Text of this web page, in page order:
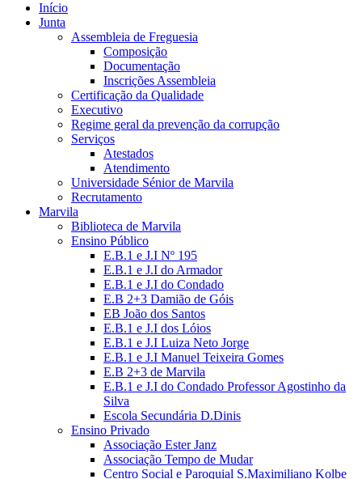
Início
Junta
Assembleia de Freguesia
Composição
Documentação
Inscrições Assembleia
Certificação da Qualidade
Executivo
Regime geral da prevenção da corrupção
Serviços
Atestados
Atendimento
Universidade Sénior de Marvila
Recrutamento
Marvila
Biblioteca de Marvila
Ensino Público
E.B.1 e J.I Nº 195
E.B.1 e J.I do Armador
E.B.1 e J.I do Condado
E.B 2+3 Damião de Góis
EB João dos Santos
E.B.1 e J.I dos Lóios
E.B.1 e J.I Luiza Neto Jorge
E.B.1 e J.I Manuel Teixeira Gomes
E.B 2+3 de Marvila
E.B.1 e J.I do Condado Professor Agostinho da
Silva
Escola Secundária D.Dinis
Ensino Privado
Associação Ester Janz
Associação Tempo de Mudar
Centro Social e Paroquial S.Maximiliano Kolbe